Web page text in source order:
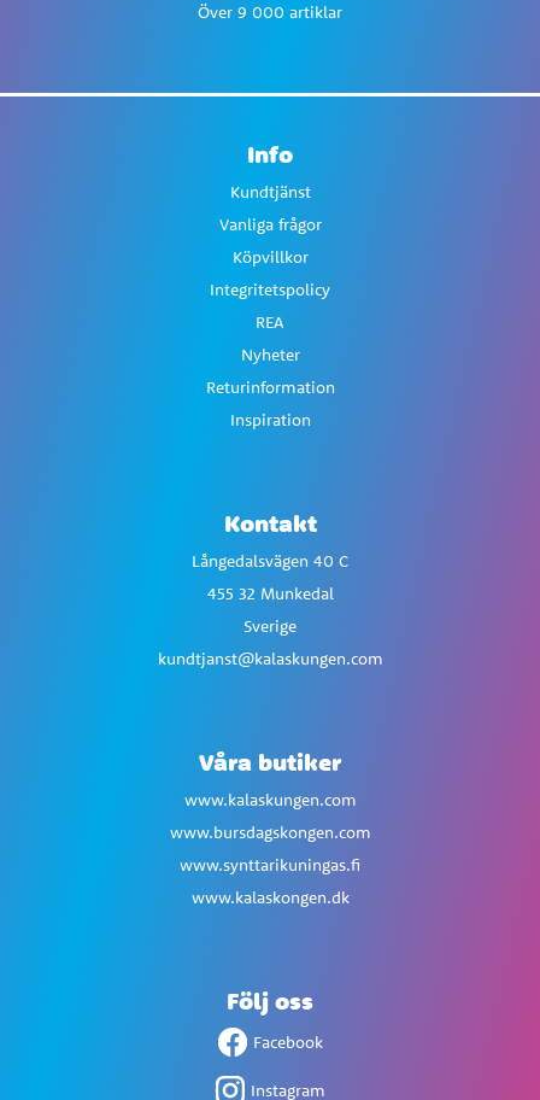
Över 9 000 artiklar
Info
Kundtjänst
Vanliga frågor
Köpvillkor
Integritetspolicy
REA
Nyheter
Returinformation
Inspiration
Kontakt
Långedalsvägen 40 C
455 32 Munkedal
Sverige
kundtjanst@kalaskungen.com
Våra butiker
www.kalaskungen.com
www.bursdagskongen.com
www.synttarikuningas.fi
www.kalaskongen.dk
Följ oss
Facebook
Instagram